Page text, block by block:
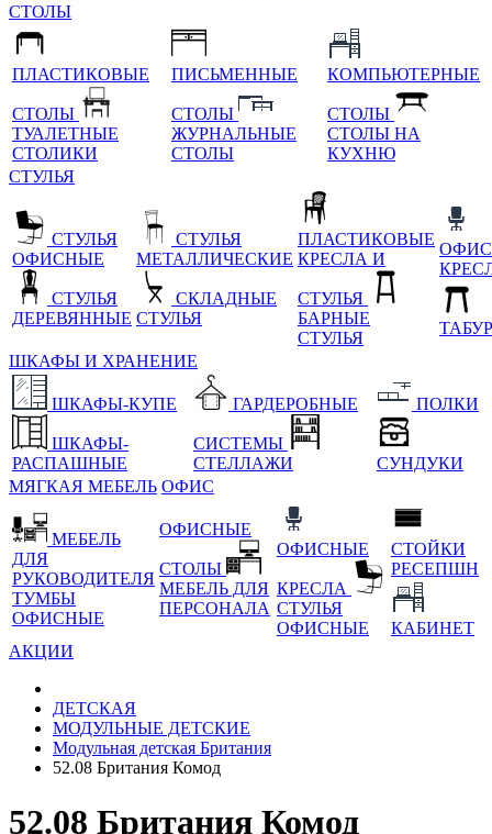
СТОЛЫ
ПЛАСТИКОВЫЕ
СТОЛЫ
ТУАЛЕТНЫЕ
СТОЛИКИ
ПИСЬМЕННЫЕ
СТОЛЫ
ЖУРНАЛЬНЫЕ
СТОЛЫ
КОМПЬЮТЕРНЫЕ
СТОЛЫ
СТОЛЫ НА
КУХНЮ
СТУЛЬЯ
СТУЛЬЯ
ОФИСНЫЕ
СТУЛЬЯ
ДЕРЕВЯННЫЕ
СТУЛЬЯ
МЕТАЛЛИЧЕСКИЕ
СКЛАДНЫЕ
СТУЛЬЯ
ПЛАСТИКОВЫЕ
КРЕСЛА И
СТУЛЬЯ
БАРНЫЕ
СТУЛЬЯ
ШКАФЫ И ХРАНЕНИЕ
ШКАФЫ-КУПЕ
ШКАФЫ-
РАСПАШНЫЕ
ГАРДЕРОБНЫЕ
СИСТЕМЫ
СТЕЛЛАЖИ
ПОЛКИ
СУНДУКИ
МЯГКАЯ МЕБЕЛЬ ОФИС
МЕБЕЛЬ
ДЛЯ
РУКОВОДИТЕЛЯ
ТУМБЫ
ОФИСНЫЕ
ОФИСНЫЕ
СТОЛЫ
МЕБЕЛЬ ДЛЯ
ПЕРСОНАЛА
ОФИСНЫЕ
КРЕСЛА
СТУЛЬЯ
ОФИСНЫЕ
СТОЙКИ
РЕСЕПШН
КАБИНЕТ
АКЦИИ
ДЕТСКАЯ
МОДУЛЬНЫЕ ДЕТСКИЕ
Модульная детская Британия
52.08 Британия Комод
52.08 Британия Комод